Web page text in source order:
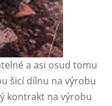
a asi osud tomu
šicí dílnu na výrobu
kontrakt na výrobu